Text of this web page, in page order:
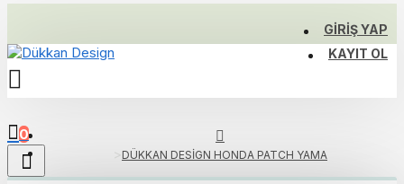
GIRIŞ YAP
KAYIT OL
0
DÜKKAN DESİGN HONDA PATCH YAMA